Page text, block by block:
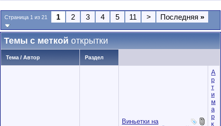
Страница 1 из 21 1 2 3 4 5 11 > Последняя »
Темы с меткойоткрытки
Тема / Автор Раздел
Виньетки на
А
р
т
и
м
а
р
к